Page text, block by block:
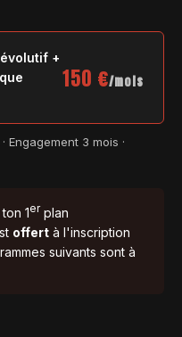
+
150 €/mois
Engagement 3 mois ·
ton 1er plan
offert à l'inscription
suivants sont à